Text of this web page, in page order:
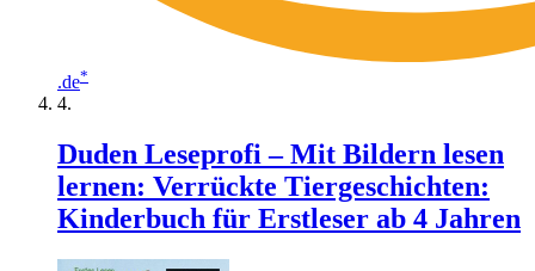
.de*
Duden Leseprofi – Mit Bildern lesen
lernen: Verrückte Tiergeschichten:
Kinderbuch für Erstleser ab 4 Jahren